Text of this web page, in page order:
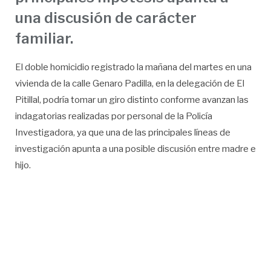
una discusión de carácter
familiar.
El doble homicidio registrado la mañana del martes en una
vivienda de la calle Genaro Padilla, en la delegación de El
Pitillal, podría tomar un giro distinto conforme avanzan las
indagatorias realizadas por personal de la Policía
Investigadora, ya que una de las principales líneas de
investigación apunta a una posible discusión entre madre e
hijo.